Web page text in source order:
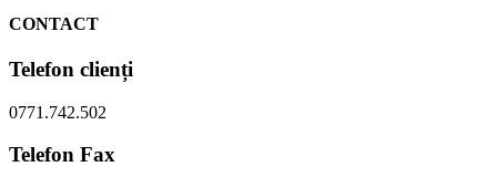
CONTACT
Telefon clienți
0771.742.502
Telefon Fax